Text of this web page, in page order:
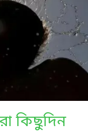
কিছুদিন